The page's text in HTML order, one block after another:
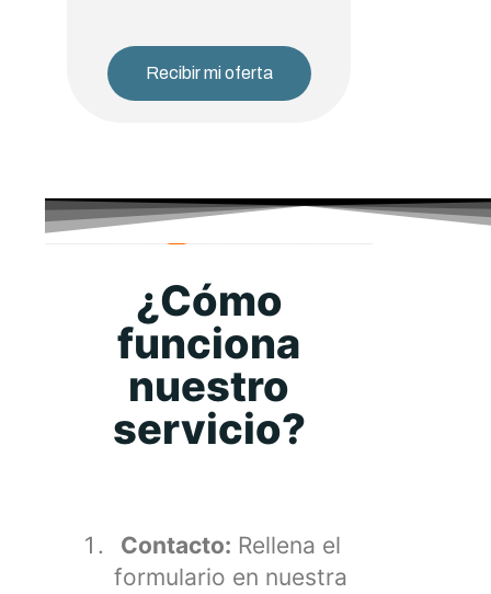
Recibir mi oferta
¿Cómo
funciona
nuestro
servicio?
Contacto: Rellena el
formulario en nuestra